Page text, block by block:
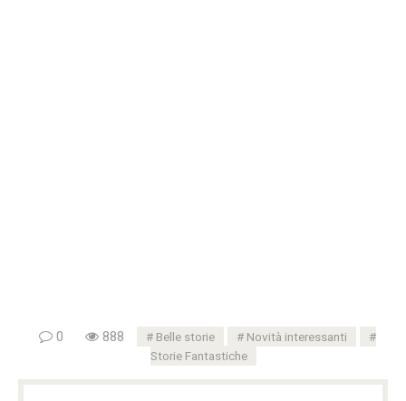
0 888 Belle storie
Novità interessanti
Storie Fantastiche